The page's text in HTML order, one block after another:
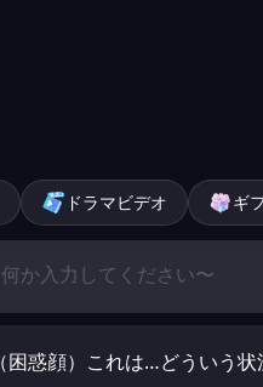
ドラマビデオ ギ
（困惑顔）これは…どういう状